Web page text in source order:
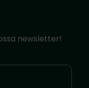
newsletter!